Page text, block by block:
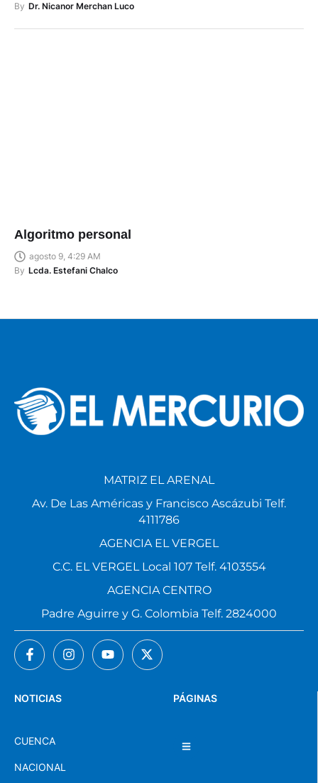
By Dr. Nicanor Merchan Luco
Algoritmo personal
agosto 9, 4:29 AM
By Lcda. Estefani Chalco
PÁGINAS
NOTICIAS
CUENCA
NACIONAL
MATRIZ EL ARENAL
Av. De Las Américas y Francisco Ascázubi Telf.
4111786
AGENCIA EL VERGEL
C.C. EL VERGEL Local 107 Telf. 4103554
AGENCIA CENTRO
Padre Aguirre y G. Colombia Telf. 2824000